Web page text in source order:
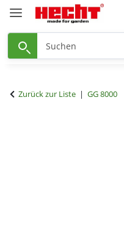
Zurück zur Liste GG 8000